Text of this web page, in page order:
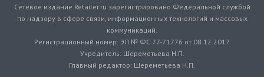
Сетевое издание Retailer.ru зарегистрировано Федеральной службой
по надзору в сфере связи, информационных технологий и массовых
коммуникаций.
Регистрационный номер: ЭЛ № ФС 77-71776 от 08.12.2017
Учредитель: Шереметьева Н.П.
Главный редактор: Шереметьева Н.П.